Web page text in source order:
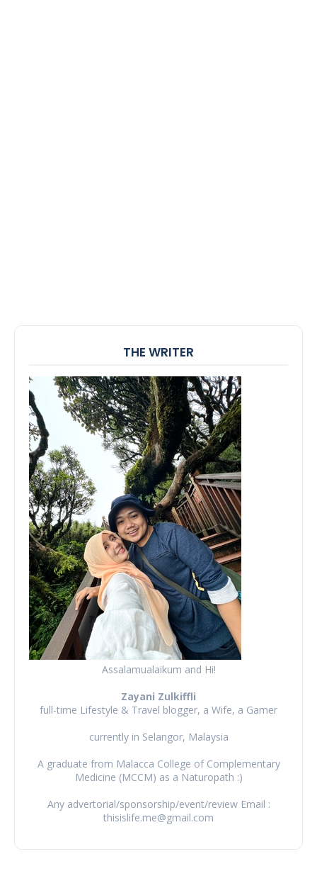
THE WRITER
Assalamualaikum and Hi!
Zayani Zulkiffli
full-time Lifestyle & Travel blogger, a Wife, a Gamer
currently in Selangor, Malaysia
A graduate from Malacca College of Complementary
Medicine (MCCM) as a Naturopath :)
Any advertorial/sponsorship/event/review Email :
thisislife.me@gmail.com